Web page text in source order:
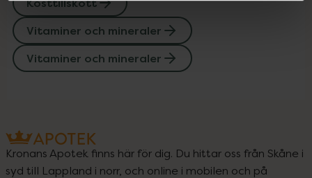
Vitaminer och mineraler
Vitaminer och mineraler
Kronans Apotek finns här för dig. Du hittar oss från Skåne i
syd till Lappland i norr, och online i mobilen och på